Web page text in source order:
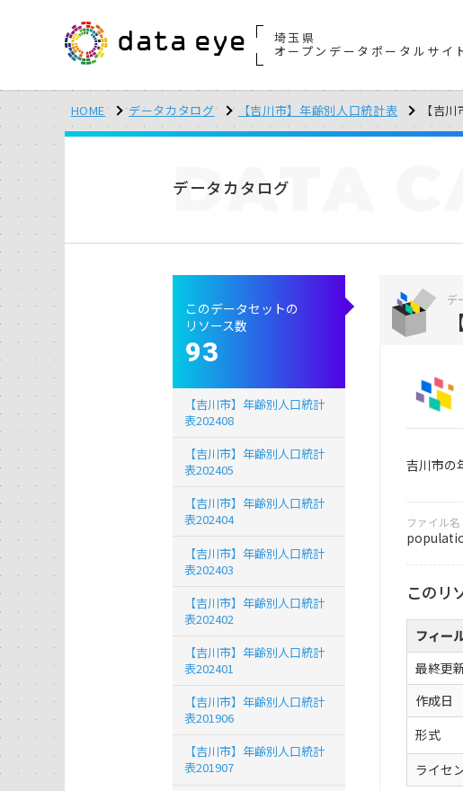
埼玉県
オープンデータポータルサイ
HOME データカタログ 【吉川市】年齢別人口統計表 【吉
データカタログ
DATA
デ
吉川市の
ファイル名
このリ
フィー
最終更
作成日
形式
ライセ
このデータセットの
リソース数
93
【吉川市】年齢別人口統計
表202408
【吉川市】年齢別人口統計
表202405
【吉川市】年齢別人口統計
表202404
【吉川市】年齢別人口統計
表202403
【吉川市】年齢別人口統計
表202402
【吉川市】年齢別人口統計
表202401
【吉川市】年齢別人口統計
表201906
【吉川市】年齢別人口統計
表201907